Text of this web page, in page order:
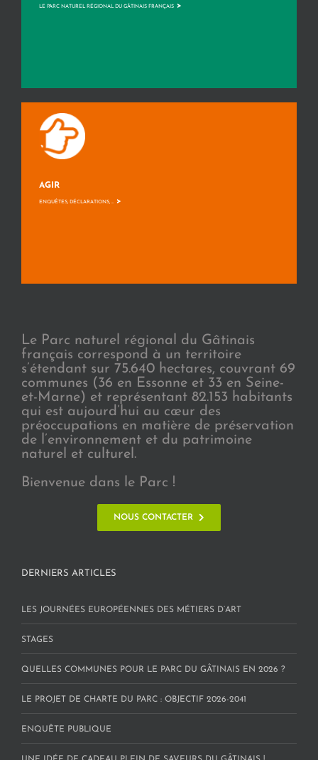
LE PARC NATUREL RÉGIONAL DU GÂTINAIS FRANÇAIS >
AGIR
ENQUÊTES, DÉCLARATIONS, ... >
Le Parc naturel régional du Gâtinais
français correspond à un territoire
s’étendant sur 75.640 hectares, couvrant 69
communes (36 en Essonne et 33 en Seine-
et-Marne) et représentant 82.153 habitants
qui est aujourd’hui au cœur des
préoccupations en matière de préservation
de l’environnement et du patrimoine
naturel et culturel.
Bienvenue dans le Parc !
NOUS CONTACTER
DERNIERS ARTICLES
LES JOURNÉES EUROPÉENNES DES MÉTIERS D’ART
STAGES
QUELLES COMMUNES POUR LE PARC DU GÂTINAIS EN 2026 ?
LE PROJET DE CHARTE DU PARC : OBJECTIF 2026-2041
ENQUÊTE PUBLIQUE